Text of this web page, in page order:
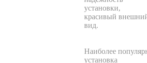
установки,
красивый
вид.
Наиболее
установка